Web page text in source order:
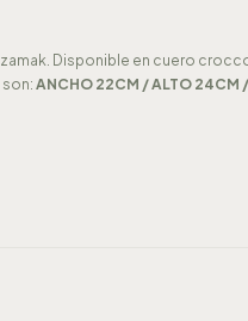
Disponible en cuero
ANCHO 22CM / ALTO 24CM